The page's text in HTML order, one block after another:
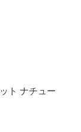
ト ナチュー